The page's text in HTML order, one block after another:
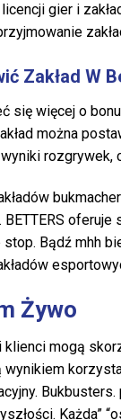
gier i
Zakład W
się więcej o
można
oferuje
Bądź mhh
Żywo
klienci mogą
wynikiem
Każda”